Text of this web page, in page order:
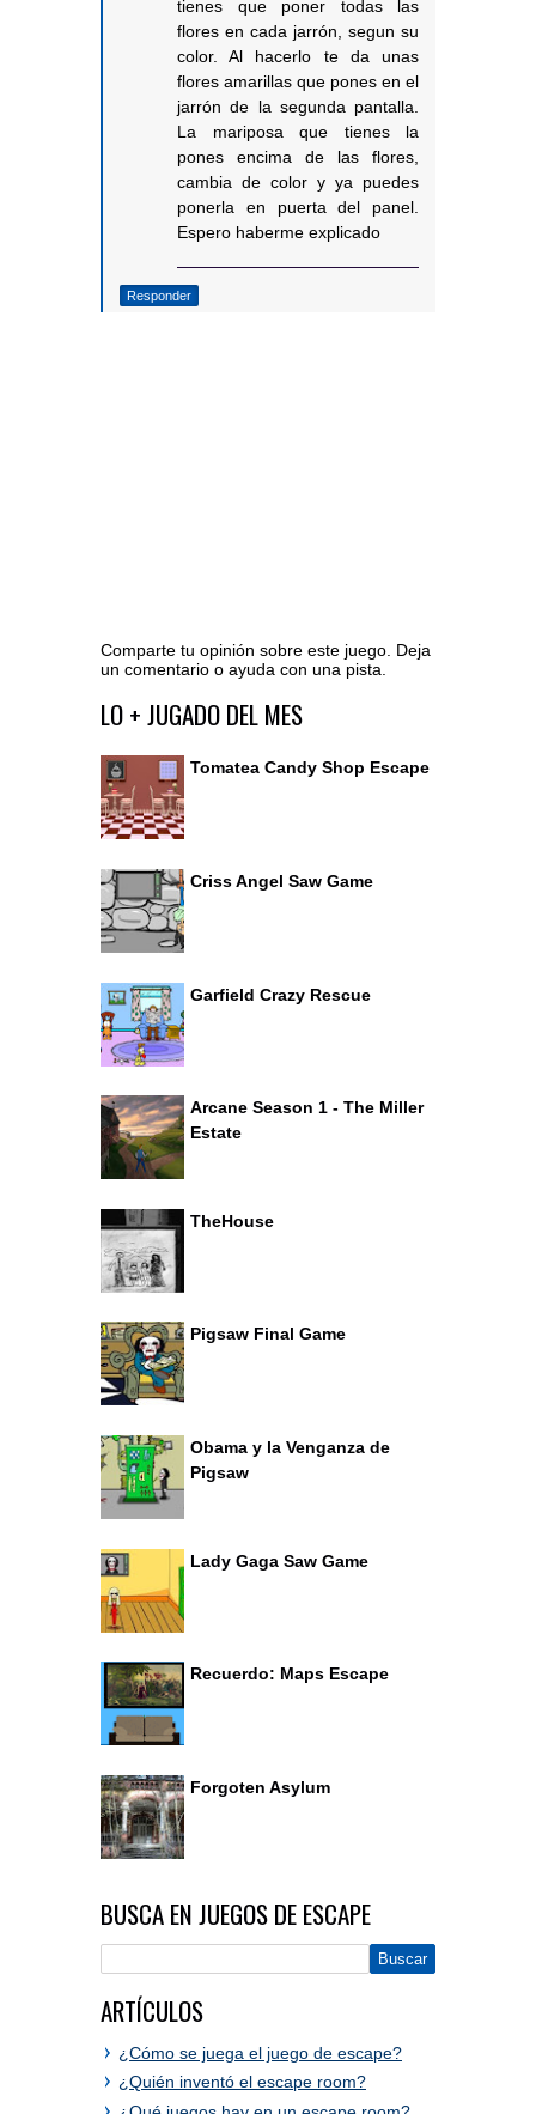
tienes que poner todas las
flores en cada jarrón, segun su
color. Al hacerlo te da unas
flores amarillas que pones en el
jarrón de la segunda pantalla.
La mariposa que tienes la
pones encima de las flores,
cambia de color y ya puedes
ponerla en puerta del panel.
Espero haberme explicado
Responder
Comparte tu opinión sobre este juego. Deja
un comentario o ayuda con una pista.
Ir al editor de comentarios
LO + JUGADO DEL MES
Tomatea Candy Shop Escape
Criss Angel Saw Game
Garfield Crazy Rescue
Arcane Season 1 - The Miller
Estate
TheHouse
Pigsaw Final Game
Obama y la Venganza de
Pigsaw
Lady Gaga Saw Game
Recuerdo: Maps Escape
Forgoten Asylum
BUSCA EN JUEGOS DE ESCAPE
ARTÍCULOS
¿Cómo se juega el juego de escape?
¿Quién inventó el escape room?